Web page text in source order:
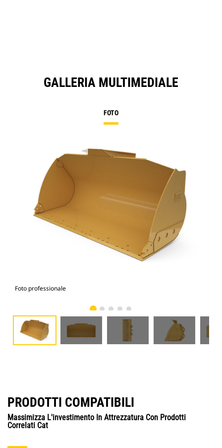
GALLERIA MULTIMEDIALE
FOTO
Foto professionale
PRODOTTI COMPATIBILI
Massimizza L'investimento In Attrezzatura Con Prodotti
Correlati Cat